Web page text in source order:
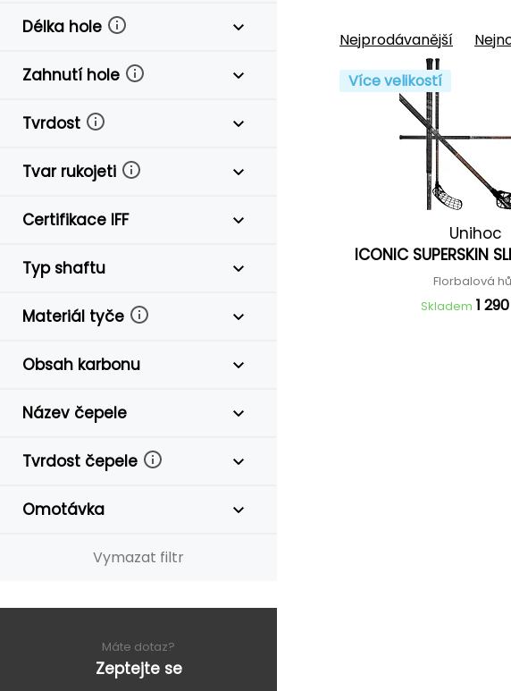
Délka hole
Zahnutí hole
Tvrdost
Tvar rukojeti
Certifikace IFF
Typ shaftu
Materiál tyče
Obsah karbonu
Název čepele
Tvrdost čepele
Omotávka
Vymazat filtr
Máte dotaz?
Zeptejte se
Nejprodávanější
Více velikostí
Unihoc
ICONIC SUPERSKIN
Florbalová
Skladem 1